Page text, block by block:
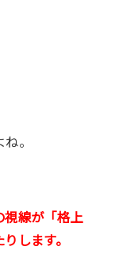
。
視線が「格上
します。